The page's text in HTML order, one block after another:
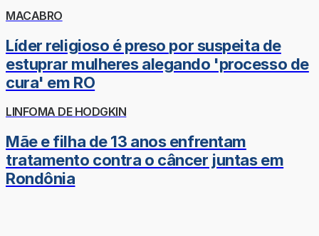
MACABRO
Líder religioso é preso por suspeita de
estuprar mulheres alegando 'processo de
cura' em RO
LINFOMA DE HODGKIN
Mãe e filha de 13 anos enfrentam
tratamento contra o câncer juntas em
Rondônia